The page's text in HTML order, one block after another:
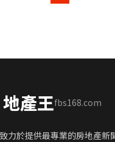
產王fbs168.com
力於提供最專業的房地產新